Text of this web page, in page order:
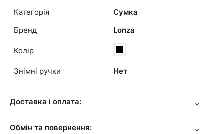
Категорія
Сумка
Бренд
Lonza
Колір
Знімні ручки Нет
Доставка і оплата:
Обмін та повернення: